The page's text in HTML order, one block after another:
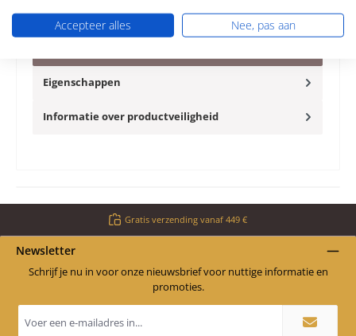
Origineel Zijsteen links B voor de Houtkachel Romotop
Stromboli Er zijn verschillende voeringen voor dit model.
Eigenschappen
Informatie over productveiligheid
Gratis verzending vanaf 449 €
Newsletter
Schrijf je nu in voor onze nieuwsbrief voor nuttige informatie en
promoties.
mailadres
Accepteer alles Nee, pas aan